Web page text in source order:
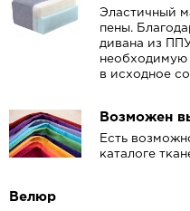
Эластичный
пены.
дивана из
необходимую
в исходное
Возможен
Есть
каталоге
Велюр